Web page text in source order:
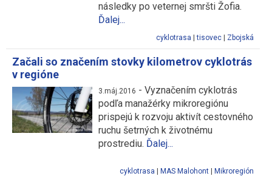
následky po veternej smršti Žofia.
Ďalej...
cyklotrasa |tisovec Zbojská
Začali so značením stovky kilometrov cyklotrás
v regióne
3.máj.2016 - Vyznačením cyklotrás
podľa manažérky mikroregiónu
prispejú k rozvoju aktivít cestovného
ruchu šetrných k životnému
prostrediu. Ďalej...
cyklotrasa MAS Malohont
Mikroregión